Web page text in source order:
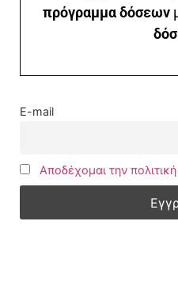
πρόγραμμα δόσεων
E-mail
Αποδέχομαι την